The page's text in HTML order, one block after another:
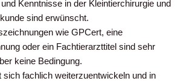
Kenntnisse in der Kleintierchirurgie und
sind erwünscht.
wie GPCert, eine
oder ein Fachtierarzttitel sind sehr
keine Bedingung.
sich fachlich weiterzuentwickeln und in